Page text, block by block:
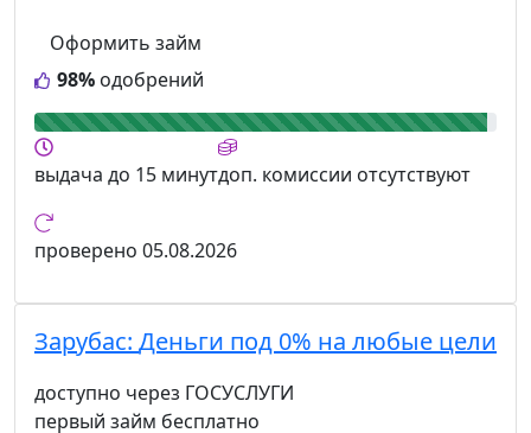
98% одобрений
Оформить займ
выдача до 15 минутдоп. комиссии отсутствуют
проверено 05.08.2026
Зарубас: Деньги под 0% на любые цели
доступно через ГОСУСЛУГИ
первый займ бесплатно